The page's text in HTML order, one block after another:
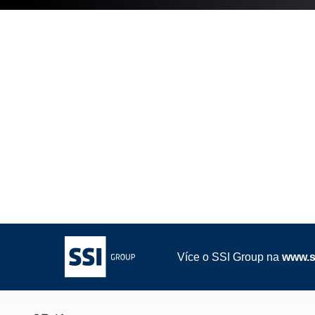
Více o SSI Group na